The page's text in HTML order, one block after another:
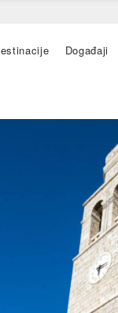
Događaji